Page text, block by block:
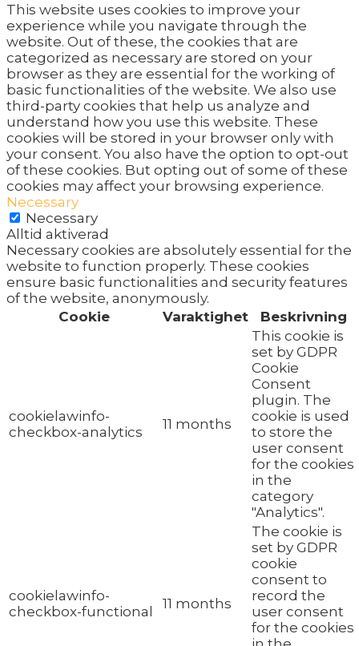
This website uses cookies to improve your
experience while you navigate through the
website. Out of these, the cookies that are
categorized as necessary are stored on your
browser as they are essential for the working of
basic functionalities of the website. We also use
third-party cookies that help us analyze and
understand how you use this website. These
cookies will be stored in your browser only with
your consent. You also have the option to opt-out
of these cookies. But opting out of some of these
cookies may affect your browsing experience.
Necessary
Necessary
Alltid aktiverad
Necessary cookies are absolutely essential for the
website to function properly. These cookies
ensure basic functionalities and security features
of the website, anonymously.
Cookie
Varaktighet Beskrivning
cookielawinfo-
checkbox-analytics
11 months
This cookie is
set by GDPR
Cookie
Consent
plugin. The
cookie is used
to store the
user consent
for the cookies
in the
category
"Analytics".
cookielawinfo-
checkbox-functional
11 months
The cookie is
set by GDPR
cookie
consent to
record the
user consent
for the cookies